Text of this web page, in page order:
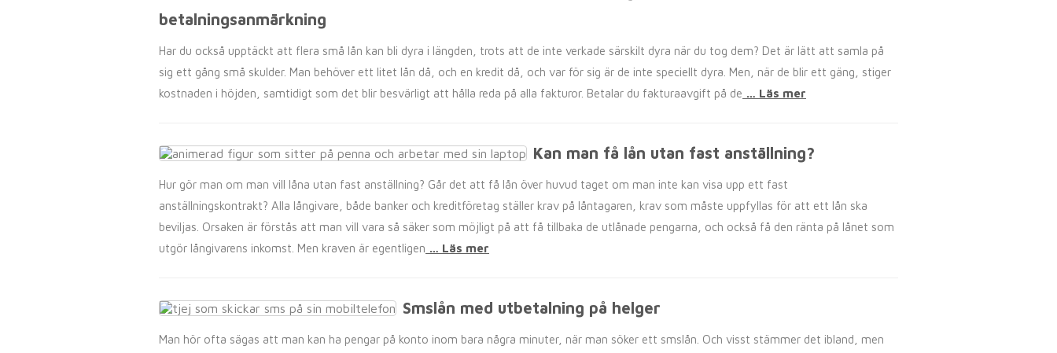
betalningsanmärkning
Har du också upptäckt att flera små lån kan bli dyra i längden, trots att de inte verkade särskilt dyra när du tog dem? Det är lätt att samla på
sig ett gång små skulder. Man behöver ett litet lån då, och en kredit då, och var för sig är de inte speciellt dyra. Men, när de blir ett gäng, stiger
kostnaden i höjden, samtidigt som det blir besvärligt att hålla reda på alla fakturor. Betalar du fakturaavgift på de … Läs mer
Kan man få lån utan fast anställning?
Hur gör man om man vill låna utan fast anställning? Går det att få lån över huvud taget om man inte kan visa upp ett fast
anställningskontrakt? Alla långivare, både banker och kreditföretag ställer krav på låntagaren, krav som måste uppfyllas för att ett lån ska
beviljas. Orsaken är förstås att man vill vara så säker som möjligt på att få tillbaka de utlånade pengarna, och också få den ränta på lånet som
utgör långivarens inkomst. Men kraven är egentligen … Läs mer
Smslån med utbetalning på helger
Man hör ofta sägas att man kan ha pengar på konto inom bara några minuter, när man söker ett smslån. Och visst stämmer det ibland, men